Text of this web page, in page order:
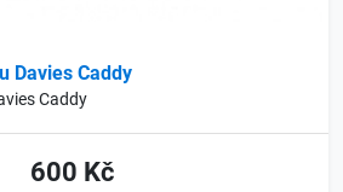
Davies Caddy
Caddy
600 Kč